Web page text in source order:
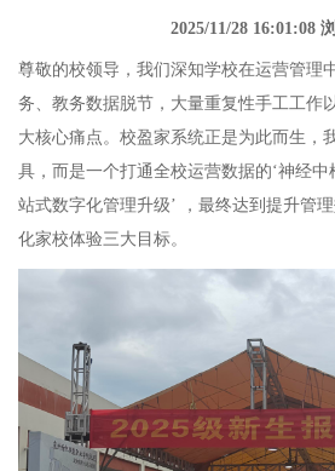
2025/11/28 16:01:08
尊敬的校领导，我们深知学校在运营管理
务、教务数据脱节，大量重复性手工工作
大核心痛点。校盈家系统正是为此而生，
具，而是一个打通全校运营数据的‘神经中
站式数字化管理升级’ ，最终达到提升管
化家校体验三大目标。